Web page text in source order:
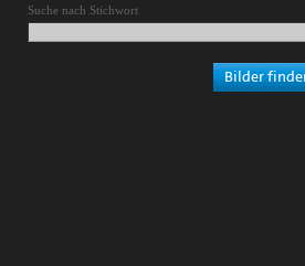
Suche nach Stichwort